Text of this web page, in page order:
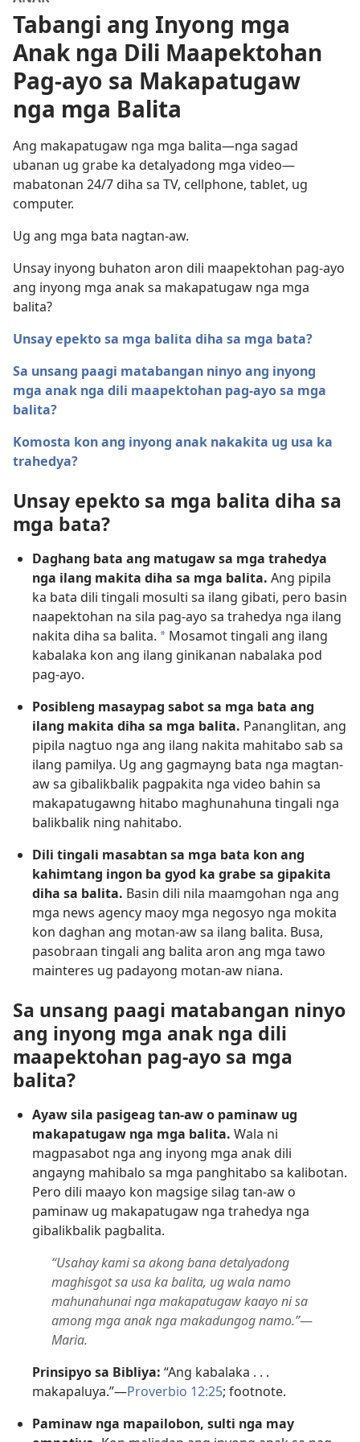
Tabangi ang Inyong mga
Anak nga Dili Maapektohan
Pag-ayo sa Makapatugaw
nga mga Balita
Ang makapatugaw nga mga balita​—nga sagad
ubanan ug grabe ka detalyadong mga video​—
mabatonan 24/7 diha sa TV, cellphone, tablet, ug
computer.
Ug ang mga bata nagtan-aw.
Unsay inyong buhaton aron dili maapektohan pag-ayo
ang inyong mga anak sa makapatugaw nga mga
balita?
Unsay epekto sa mga balita diha sa mga bata?
Sa unsang paagi matabangan ninyo ang inyong
mga anak nga dili maapektohan pag-ayo sa mga
balita?
Komosta kon ang inyong anak nakakita ug usa ka
trahedya?
Unsay epekto sa mga balita diha sa
mga bata?
Daghang bata ang matugaw sa mga trahedya
nga ilang makita diha sa mga balita. Ang pipila
ka bata dili tingali mosulti sa ilang gibati, pero basin
naapektohan na sila pag-ayo sa trahedya nga ilang
nakita diha sa balita. a Mosamot tingali ang ilang
kabalaka kon ang ilang ginikanan nabalaka pod
pag-ayo.
Posibleng masaypag sabot sa mga bata ang
ilang makita diha sa mga balita. Pananglitan, ang
pipila nagtuo nga ang ilang nakita mahitabo sab sa
ilang pamilya. Ug ang gagmayng bata nga magtan-
aw sa gibalikbalik pagpakita nga video bahin sa
makapatugawng hitabo maghunahuna tingali nga
balikbalik ning nahitabo.
Dili tingali masabtan sa mga bata kon ang
kahimtang ingon ba gyod ka grabe sa gipakita
diha sa balita. Basin dili nila maamgohan nga ang
mga news agency maoy mga negosyo nga mokita
kon daghan ang motan-aw sa ilang balita. Busa,
pasobraan tingali ang balita aron ang mga tawo
mainteres ug padayong motan-aw niana.
Sa unsang paagi matabangan ninyo
ang inyong mga anak nga dili
maapektohan pag-ayo sa mga
balita?
Ayaw sila pasigeag tan-aw o paminaw ug
makapatugaw nga mga balita. Wala ni
magpasabot nga ang inyong mga anak dili
angayng mahibalo sa mga panghitabo sa kalibotan.
Pero dili maayo kon magsige silag tan-aw o
paminaw ug makapatugaw nga trahedya nga
gibalikbalik pagbalita.
“Usahay kami sa akong bana detalyadong
maghisgot sa usa ka balita, ug wala namo
mahunahunai nga makapatugaw kaayo ni sa
among mga anak nga makadungog namo.”​—
Maria.
Prinsipyo sa Bibliya: “Ang kabalaka . . .
makapaluya.”​—Proverbio 12:25; footnote.
Paminaw nga mapailobon, sulti nga may